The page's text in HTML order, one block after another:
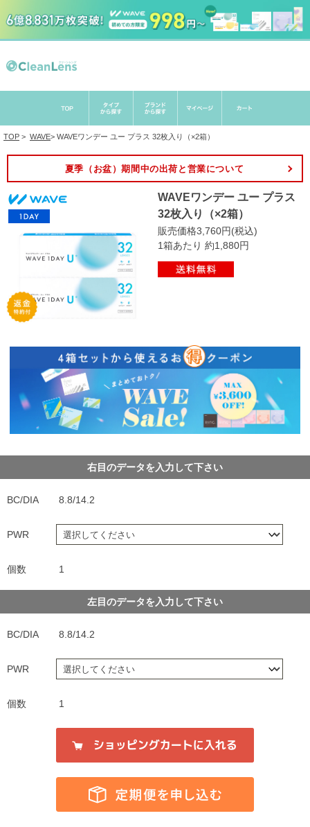
TOP > WAVE> WAVEワンデー ユー プラス 32枚入り（×2箱）
夏季（お盆）期間中の出荷と営業について
WAVEワンデー ユー プラス
32枚入り（×2箱）
販売価格3,760円(税込)
1箱あたり 約1,880円
右目のデータを入力して下さい
BC/DIA 8.8/14.2
PWR
個数 1
左目のデータを入力して下さい
BC/DIA 8.8/14.2
PWR
個数 1